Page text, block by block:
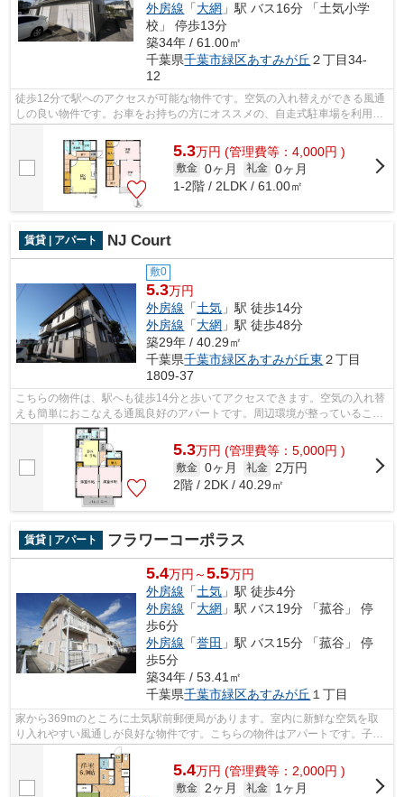
外房線 「大網 」駅 バス16分 「土気小学
校」 停歩13分
築34年 / 61.00㎡
千葉県千葉市緑区あすみが丘 ２丁目34-
12
徒歩12分で駅へのアクセスが可能な物件です。空気の入れ替えができる風通
しの良い物件です。お車をお持ちの方にオススメの、自走式駐車場を利用で
5.3万円 (管理費等：4,000円 )
敷金 0ヶ月 礼金 0ヶ月
1-2階 / 2LDK / 61.00㎡
賃貸 | アパート NJ Court
敷0
5.3万円
外房線 「土気 」駅 徒歩14分
外房線 「大網 」駅 徒歩48分
築29年 / 40.29㎡
千葉県千葉市緑区あすみが丘東 ２丁目
1809-37
こちらの物件は、駅へも徒歩14分と歩いてアクセスできます。空気の入れ替
えも簡単におこなえる通風良好のアパートです。周辺環境が整っていること
の多い、充実のアパート物件。こちら...
5.3万円 (管理費等：5,000円 )
敷金 0ヶ月 礼金 2万円
2階 / 2DK / 40.29㎡
賃貸 | アパート フラワーコーポラス
5.4万円～5.5万円
外房線 「土気 」駅 徒歩4分
外房線 「大網 」駅 バス19分 「菰谷」 停
歩6分
外房線 「誉田 」駅 バス15分 「菰谷」 停
歩5分
築34年 / 53.41㎡
千葉県千葉市緑区あすみが丘 １丁目
家から369mのところに土気駅前郵便局があります。室内に新鮮な空気を取
り入れやすい風通しが良好な物件です。こちらの物件はアパートです。子育
てをする際の悩みも大型タウン内なら解...
5.4万円 (管理費等：2,000円 )
敷金 2ヶ月 礼金
1ヶ月